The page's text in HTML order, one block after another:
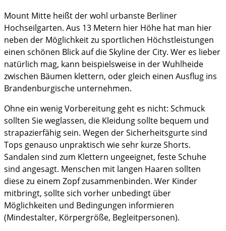
Mount Mitte heißt der wohl urbanste Berliner
Hochseilgarten. Aus 13 Metern hier Höhe hat man hier
neben der Möglichkeit zu sportlichen Höchstleistungen
einen schönen Blick auf die Skyline der City. Wer es lieber
natürlich mag, kann beispielsweise in der Wuhlheide
zwischen Bäumen klettern, oder gleich einen Ausflug ins
Brandenburgische unternehmen.
Ohne ein wenig Vorbereitung geht es nicht: Schmuck
sollten Sie weglassen, die Kleidung sollte bequem und
strapazierfähig sein. Wegen der Sicherheitsgurte sind
Tops genauso unpraktisch wie sehr kurze Shorts.
Sandalen sind zum Klettern ungeeignet, feste Schuhe
sind angesagt. Menschen mit langen Haaren sollten
diese zu einem Zopf zusammenbinden. Wer Kinder
mitbringt, sollte sich vorher unbedingt über
Möglichkeiten und Bedingungen informieren
(Mindestalter, Körpergröße, Begleitpersonen).